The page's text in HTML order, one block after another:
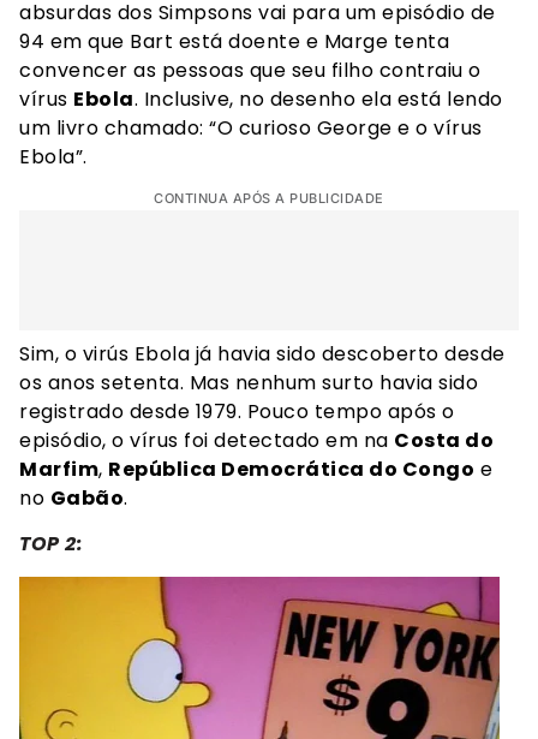
absurdas dos Simpsons vai para um episódio de
94 em que Bart está doente e Marge tenta
convencer as pessoas que seu filho contraiu o
vírus Ebola. Inclusive, no desenho ela está lendo
um livro chamado: “O curioso George e o vírus
Ebola”.
CONTINUA APÓS A PUBLICIDADE
Sim, o virús Ebola já havia sido descoberto desde
os anos setenta. Mas nenhum surto havia sido
registrado desde 1979. Pouco tempo após o
episódio, o vírus foi detectado em na Costa do
Marfim, República Democrática do Congo e
no Gabão.
TOP 2: